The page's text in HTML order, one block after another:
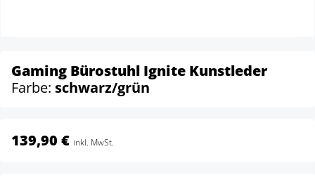
Gaming Bürostuhl Ignite Kunstleder
Farbe: schwarz/grün
139,90 € inkl. MwSt.